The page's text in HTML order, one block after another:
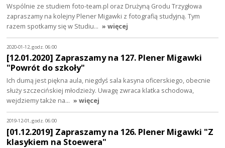
Wspólnie ze studiem foto-team.pl oraz Drużyną Grodu Trzygłowa
zapraszamy na kolejny Plener Migawki z fotografią studyjną. Tym
razem spotkamy się w Studiu… » więcej
2020-01-12, godz. 06:00
[12.01.2020] Zapraszamy na 127. Plener Migawki
"Powrót do szkoły"
Ich dumą jest piękna aula, niegdyś sala kasyna oficerskiego, obecnie
służy szczecińskiej młodzieży. Uwagę zwraca klatka schodowa,
wejdziemy także na… » więcej
2019-12-01, godz. 06:00
[01.12.2019] Zapraszamy na 126. Plener Migawki "Z
klasykiem na Stoewera"